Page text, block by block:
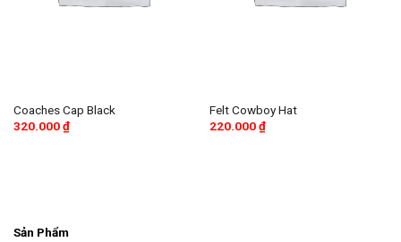
Coaches Cap Black
320.000₫
Felt Cowboy Hat
220.000₫
Sản Phẩm